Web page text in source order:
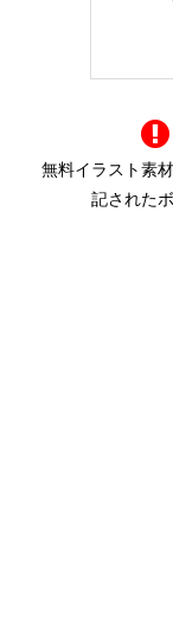
無料イラスト素
記された